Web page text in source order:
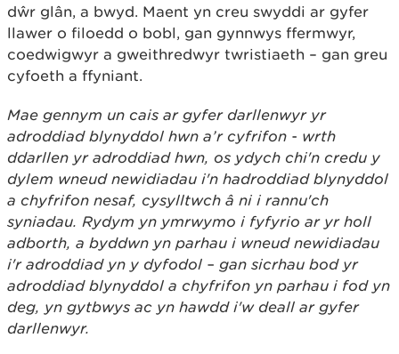
dŵr glân, a bwyd. Maent yn creu swyddi ar gyfer
llawer o filoedd o bobl, gan gynnwys ffermwyr,
coedwigwyr a gweithredwyr twristiaeth – gan greu
cyfoeth a ffyniant.
Mae gennym un cais ar gyfer darllenwyr yr
adroddiad blynyddol hwn a’r cyfrifon - wrth
ddarllen yr adroddiad hwn, os ydych chi'n credu y
dylem wneud newidiadau i'n hadroddiad blynyddol
a chyfrifon nesaf, cysylltwch â ni i rannu'ch
syniadau. Rydym yn ymrwymo i fyfyrio ar yr holl
adborth, a byddwn yn parhau i wneud newidiadau
i'r adroddiad yn y dyfodol – gan sicrhau bod yr
adroddiad blynyddol a chyfrifon yn parhau i fod yn
deg, yn gytbwys ac yn hawdd i'w deall ar gyfer
darllenwyr.